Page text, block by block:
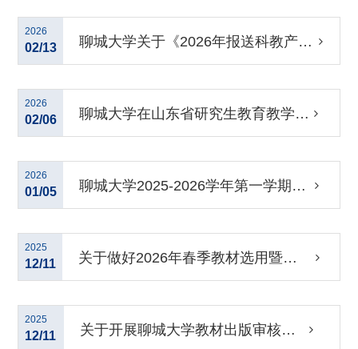
题案例项目
2026
02/13 聊城大学关于《2026年报送科教产教
协同育人常规联合体培养、科教融合
协同育人联合...
2026
02/06 聊城大学在山东省研究生教育教学项
目评选中再创佳绩
2026
01/05 聊城大学2025-2026学年第一学期研
究生期末考核工作安排
2025
12/11 关于做好2026年春季教材选用暨
2025年秋季教材验收工作的通知
2025
12/11 关于开展聊城大学教材出版审核的